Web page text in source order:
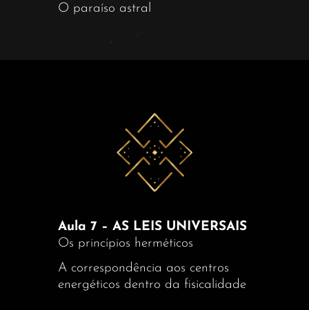
O paraíso astral
Aula 7 – AS LEIS UNIVERSAIS
Os princípios herméticos
A correspondência aos centros
energéticos dentro da fisicalidade